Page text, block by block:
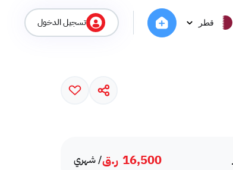
قطر تسجيل الدخول
16,500 ر.ق/ شهري